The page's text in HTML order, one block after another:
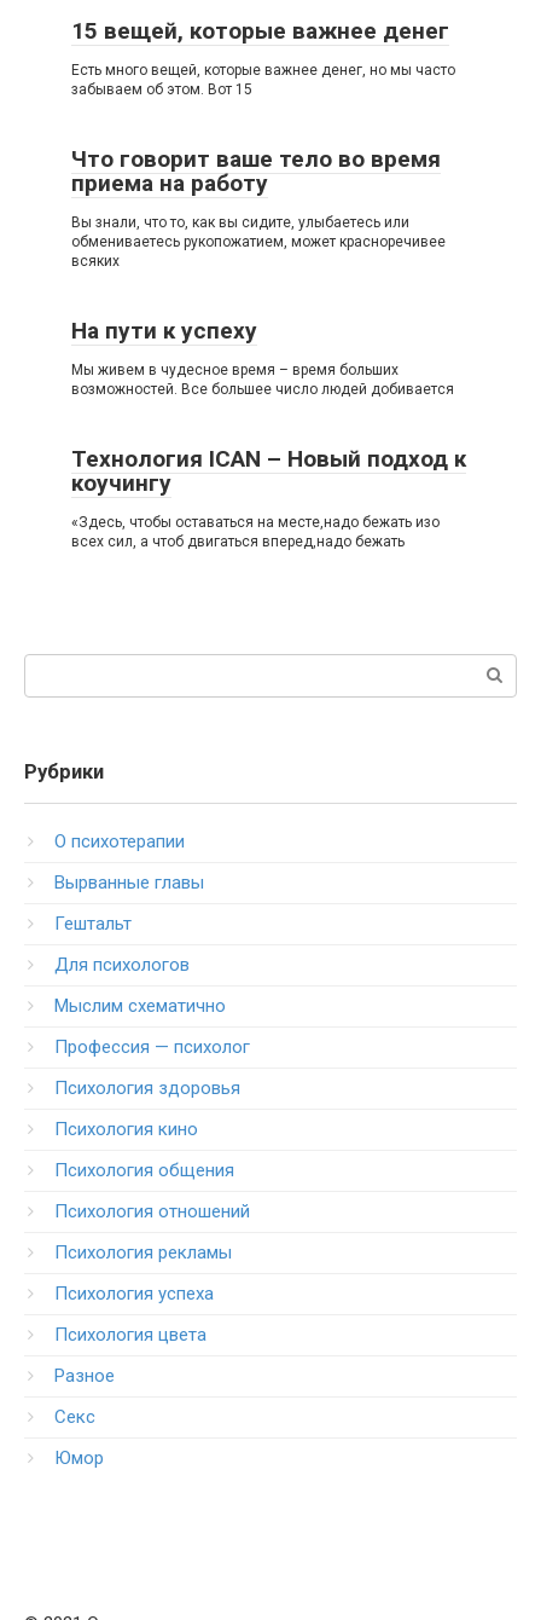
15 вещей, которые важнее денег
Есть много вещей, которые важнее денег, но мы часто
забываем об этом. Вот 15
Что говорит ваше тело во время
приема на работу
Вы знали, что то, как вы сидите, улыбаетесь или
обмениваетесь рукопожатием, может красноречивее
всяких
На пути к успеху
Мы живем в чудесное время – время больших
возможностей. Все большее число людей добивается
Технология ICAN – Новый подход к
коучингу
«Здесь, чтобы оставаться на месте,надо бежать изо
всех сил, а чтоб двигаться вперед,надо бежать
Рубрики
O психотерапии
Вырванные главы
Гештальт
Для психологов
Мыслим схематично
Профессия — психолог
Психология здоровья
Психология кино
Психология общения
Психология отношений
Психология рекламы
Психология успеха
Психология цвета
Разное
Секс
Юмор